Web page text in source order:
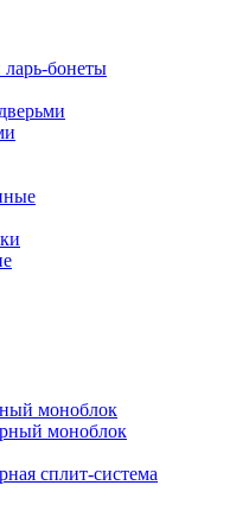
бонеты
моноблок
моноблок
сплит-система